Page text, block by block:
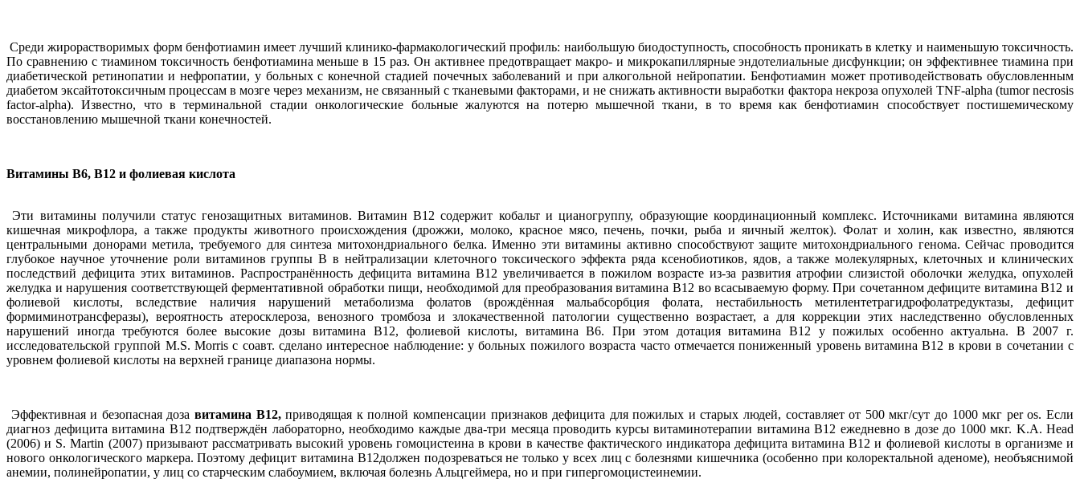
Среди жирорастворимых форм бенфотиамин имеет лучший клинико-фармакологический профиль: наибольшую биодоступность, способность проникать в клетку и наименьшую токсичность.
По сравнению с тиамином токсичность бенфотиамина меньше в 15 раз. Он активнее предотвращает макро- и микрокапиллярные эндотелиальные дисфункции; он эффективнее тиамина при
диабетической ретинопатии и нефропaтии, у больных с конечной стадией почечных заболеваний и при алкогольной нейропатии. Бенфотиамин может противодействовать обусловленным
диабетом эксайтотоксичным процессам в мозге через механизм, не связанный с тканевыми факторами, и не снижать активности выработки фактора некроза опухолей TNF-alpha (tumor necrosis
factor-alpha). Известно, что в терминальной стадии онкологические больные жалуются на потерю мышечной ткани, в то время как бенфотиамин способствует постишемическому
восстановлению мышечной ткани конечностей.
Витамины В6, В12 и фолиевая кислота
Эти витамины получили статус генозащитных витаминов. Витамин В12 содержит кобальт и цианогруппу, образующие координационный комплекс. Источниками витамина являются
кишечная микрофлора, а также продукты животного происхождения (дрожжи, молоко, красное мясо, печень, почки, рыба и яичный желток). Фолат и холин, как известно, являются
центральными донорами метила, требуемого для синтеза митохондриального белка. Именно эти витамины активно способствуют защите митохондриального генома. Сейчас проводится
глубокое научное уточнение роли витаминов группы В в нейтрализации клеточного токсического эффекта ряда ксенобиотиков, ядов, а также молекулярных, клеточных и клинических
последствий дефицита этих витаминов. Распространённость дефицита витамина В12 увеличивается в пожилом возрасте из-за развития атрофии слизистой оболочки желудка, опухолей
желудка и нарушения соответствующей ферментативной обработки пищи, необходимой для преобразования витамина В12 во всасываемую форму. При сочетанном дефиците витамина В12 и
фолиевой кислоты, вследствие наличия нарушений метаболизма фолатов (врождённая мальабсорбция фолата, нестабильность метилентетрагидрофолатредуктазы, дефицит
формиминотрансферазы), вероятность атеросклероза, венозного тромбоза и злокачественной патологии существенно возрастает, а для коррекции этих наследственно обусловленных
нарушений иногда требуются более высокие дозы витамина В12, фолиевой кислоты, витамина В6. При этом дотация витамина В12 у пожилых особенно актуальна. В 2007 г.
исследовательской группой M.S. Morris с соавт. сделано интересное наблюдение: у больных пожилого возраста часто отмечается пониженный уровень витамина В12 в крови в сочетании с
уровнем фолиевой кислоты на верхней границе диапазона нормы.
Эффективная и безопасная доза витамина В12,приводящая к полной компенсации признаков дефицита для пожилых и старых людей, составляет от 500 мкг/сут до 1000 мкг per os. Если
диагноз дефицита витамина В12 подтверждён лабораторно, необходимо каждые два-три месяца проводить курсы витаминотерапии витамина В12 ежедневно в дозе до 1000 мкг. K.A. Head
(2006) и S. Martin (2007) призывают рассматривать высокий уровень гомоцистеина в крови в качестве фактического индикатора дефицита витамина В12 и фолиевой кислоты в организме и
нового онкологического маркера. Поэтому дефицит витамина В12должен подозреваться не только у всех лиц с болезнями кишечника (особенно при колоректальной аденоме), необъяснимой
анемии, полинейропатии, у лиц со старческим слабоумием, включая болезнь Альцгеймера, но и при гипергомоцистеинемии.